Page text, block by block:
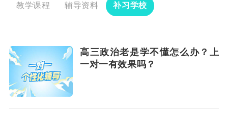
教学课程 辅导资料 补习学校
高三政治老是学不懂怎么办？上
一对一有效果吗？